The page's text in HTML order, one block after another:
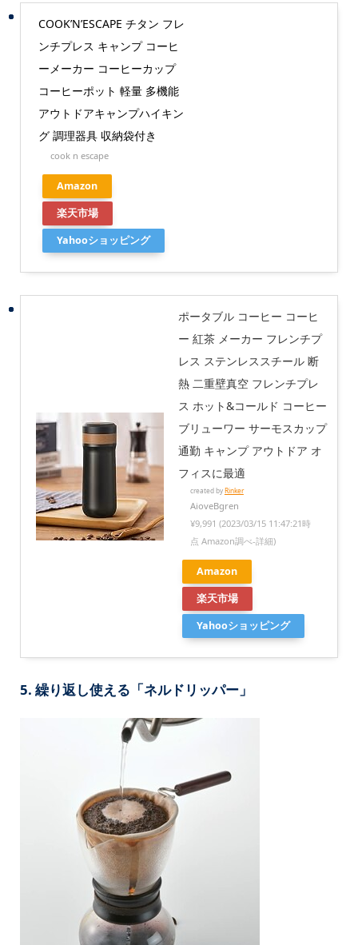
COOK’N’ESCAPE チタン フレ
ンチプレス キャンプ コーヒ
ーメーカー コーヒーカップ
コーヒーポット 軽量 多機能
アウトドアキャンプハイキン
グ 調理器具 収納袋付き
cook n escape
Amazon
楽天市場
Yahooショッピング
ポータブル コーヒー コーヒ
ー 紅茶 メーカー フレンチプ
レス ステンレススチール 断
熱 二重壁真空 フレンチプレ
ス ホット&コールド コーヒー
ブリューワー サーモスカップ
通勤 キャンプ アウトドア オ
フィスに最適
created byRinker
AioveBgren
¥9,991 (2023/03/15 11:47:21時
点 Amazon調べ-詳細)
Amazon
楽天市場
Yahooショッピング
5. 繰り返し使える「ネルドリッパー」